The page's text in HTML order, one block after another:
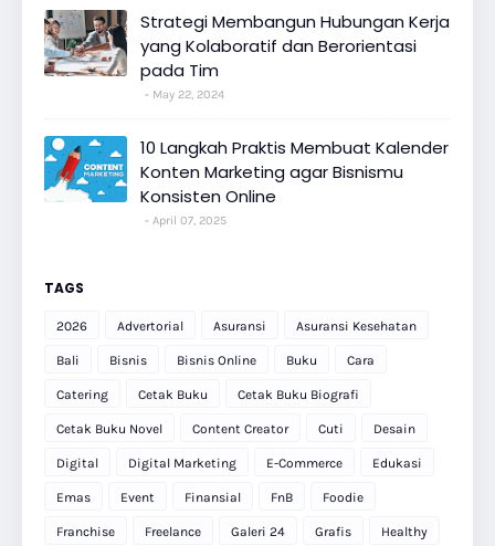
Strategi Membangun Hubungan Kerja
yang Kolaboratif dan Berorientasi
pada Tim
May 22, 2024
10 Langkah Praktis Membuat Kalender
Konten Marketing agar Bisnismu
Konsisten Online
April 07, 2025
TAGS
2026 Advertorial Asuransi Asuransi Kesehatan
Bali Bisnis Bisnis Online Buku Cara
Catering Cetak Buku Cetak Buku Biografi
Cetak Buku Novel Content Creator Cuti Desain
Digital Digital Marketing E-Commerce Edukasi
Emas Event Finansial FnB Foodie
Franchise Freelance Galeri 24 Grafis Healthy